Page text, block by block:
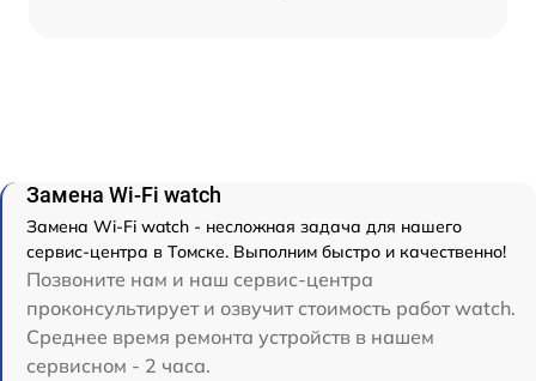
Замена Wi-Fi watch
Замена Wi-Fi watch - несложная задача для нашего
сервис-центра в Томске. Выполним быстро и качественно!
Позвоните нам и наш сервис-центра
проконсультирует и озвучит стоимость работ watch.
Среднее время ремонта устройств в нашем
сервисном - 2 часа.